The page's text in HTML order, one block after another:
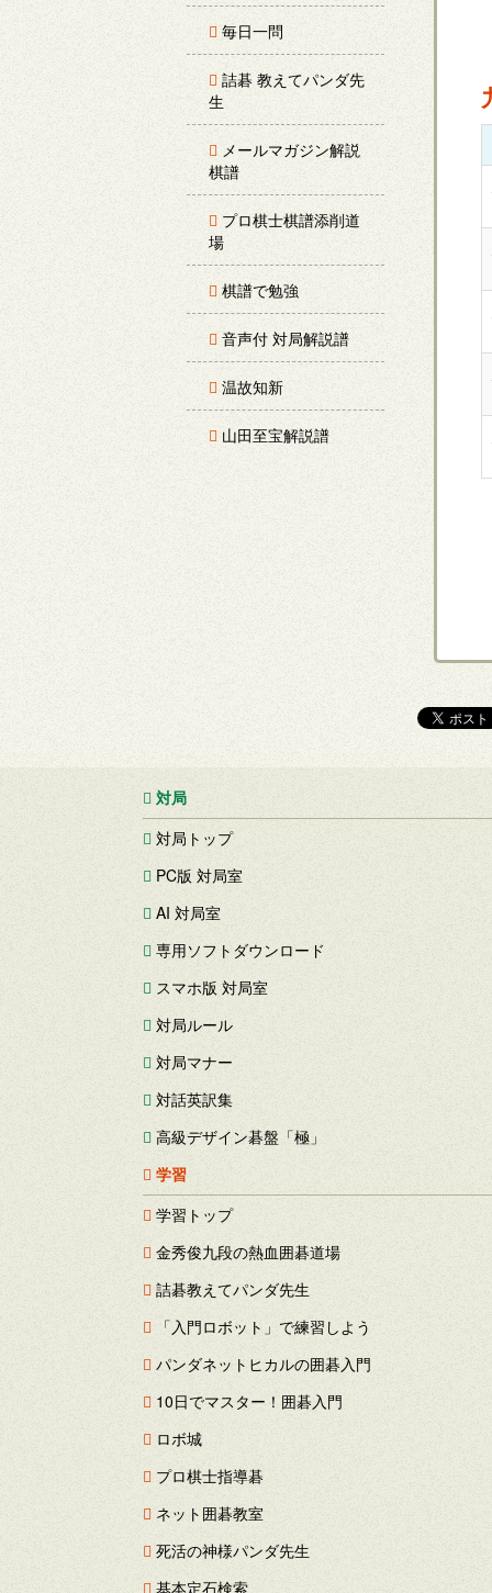
毎日一問
詰碁 教えてパンダ先
生
メールマガジン解説
棋譜
プロ棋士棋譜添削道
場
棋譜で勉強
音声付 対局解説譜
温故知新
山田至宝解説譜
対局
対局トップ
PC版 対局室
AI 対局室
専用ソフトダウンロード
スマホ版 対局室
対局ルール
対局マナー
対話英訳集
高級デザイン碁盤「極」
学習
学習トップ
金秀俊九段の熱血囲碁道場
詰碁教えてパンダ先生
「入門ロボット」で練習しよう
パンダネットヒカルの囲碁入門
10日でマスター！囲碁入門
ロボ城
プロ棋士指導碁
ネット囲碁教室
死活の神様パンダ先生
基本定石検索